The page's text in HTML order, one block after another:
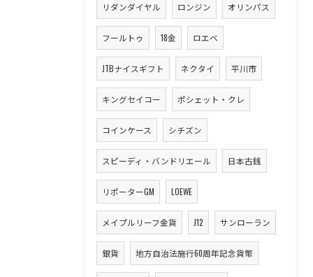
リダンダイヤル ロンジン オリンパス
フールトゥ 18金 ロエベ
JTBナイスギフト ネクタイ 平川市
キングセイコー ポシェット・クレ
コインケース シチズン
スピーディ・バンドリエール 日本古銭
リポーターGM LOEWE
メイプルリーフ金貨 J12 サンローラン
銀貨 地方自治法施行60周年記念貨幣